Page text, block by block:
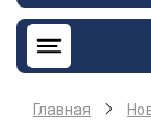
Главная